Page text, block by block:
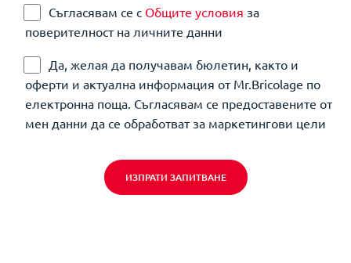
Съгласявам се с Общите условия за
поверителност на личните данни
Да, желая да получавам бюлетин, както и
оферти и актуална информация от Mr.Bricolage по
електронна поща. Съгласявам се предоставените от
мен данни да се обработват за маркетингови цели
ИЗПРАТИ ЗАПИТВАНЕ